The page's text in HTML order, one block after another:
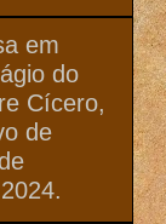
em
do
Cícero,
de